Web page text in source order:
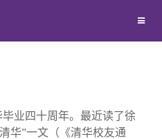
业四十周年。最近读了徐
华”一文（《清华校友通